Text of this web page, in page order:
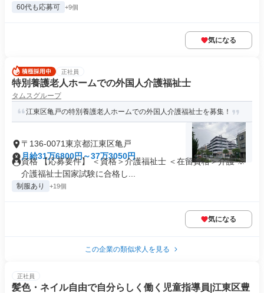
60代も応募可 +9個
気になる
正社員
特別養護老人ホームでの外国人介護福祉士
タムスグループ
江東区亀戸の特別養護老人ホームでの外国人介護福祉士を募集！
〒136-0071東京都江東区亀戸
月給31万6800円～37万3050円
資格 【応募要件】 ＜資格＞介護福祉士 ＜在留資格＞介護 ※
介護福祉士国家試験に合格し...
制服あり +19個
気になる
この企業の類似求人を見る
正社員
髪色・ネイル自由で自分らしく働く児童指導員|江東区豊